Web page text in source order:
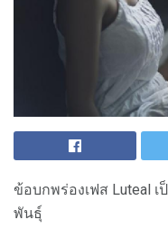
ข้อบกพร่องเฟส Luteal เ
พันธุ์